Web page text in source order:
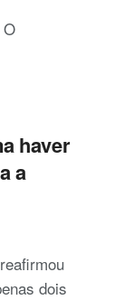
haver
a
dois